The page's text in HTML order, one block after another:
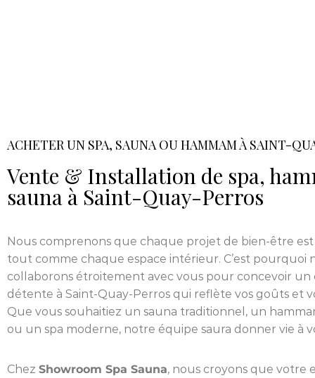
ACHETER UN SPA, SAUNA OU HAMMAM À SAINT-
Vente & Installation de spa,
sauna à Saint-Quay-Perros
Nous comprenons que chaque projet de bien-être
tout comme chaque espace intérieur. C’est pourquoi
collaborons étroitement avec vous pour concevoir un
détente à Saint-Quay-Perros qui reflète vos goûts et
Que vous souhaitiez un sauna traditionnel, un
ou un spa moderne, notre équipe saura donner vie à
Chez Showroom Spa Sauna, nous croyons que votre